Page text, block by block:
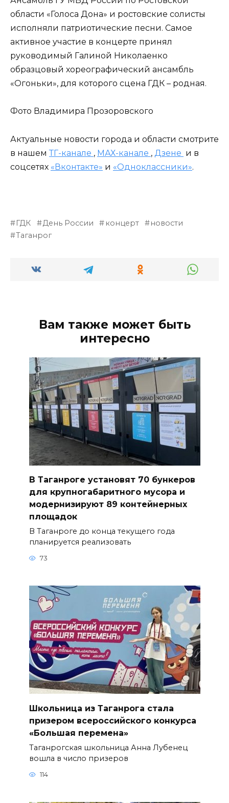
области «Голоса Дона» и ростовские солисты
исполняли патриотические песни. Самое
активное участие в концерте принял
руководимый Галиной Николаенко
образцовый хореографический ансамбль
«Огоньки», для которого сцена ГДК – родная.
Фото Владимира Прозоровского
Актуальные новости города и области смотрите
в нашем ТГ-канале , МАХ-канале , Дзене и в
соцсетях «Вконтакте» и «Одноклассники».
ГДК День России концерт
новости
Таганрог
Вам также может быть
интересно
В Таганроге установят 70 бункеров
для крупногабаритного мусора и
модернизируют 89 контейнерных
площадок
В Таганроге до конца текущего года
планируется реализовать
73
Школьница из Таганрога стала
призером всероссийского конкурса
«Большая перемена»
Таганрогская школьница Анна Лубенец
вошла в число призеров
114